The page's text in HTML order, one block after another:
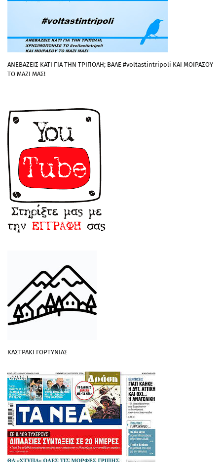
ΑΝΕΒΑΖΕΙΣ ΚΑΤΙ ΓΙΑ ΤΗΝ ΤΡΙΠΟΛΗ; ΒΑΛΕ #voltastintripoli ΚΑΙ ΜΟΙΡΑΣΟΥ
ΤΟ ΜΑΖΙ ΜΑΣ!
ΚΑΣΤΡΑΚΙ ΓΟΡΤΥΝΙΑΣ